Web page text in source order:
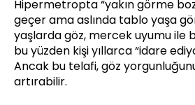
Hipermetropta “yakın görme
geçer ama aslında tablo yaşa
yaşlarda göz, mercek uyumu ile
bu yüzden kişi yıllarca “idare
Ancak bu telafi, göz
artırabilir.